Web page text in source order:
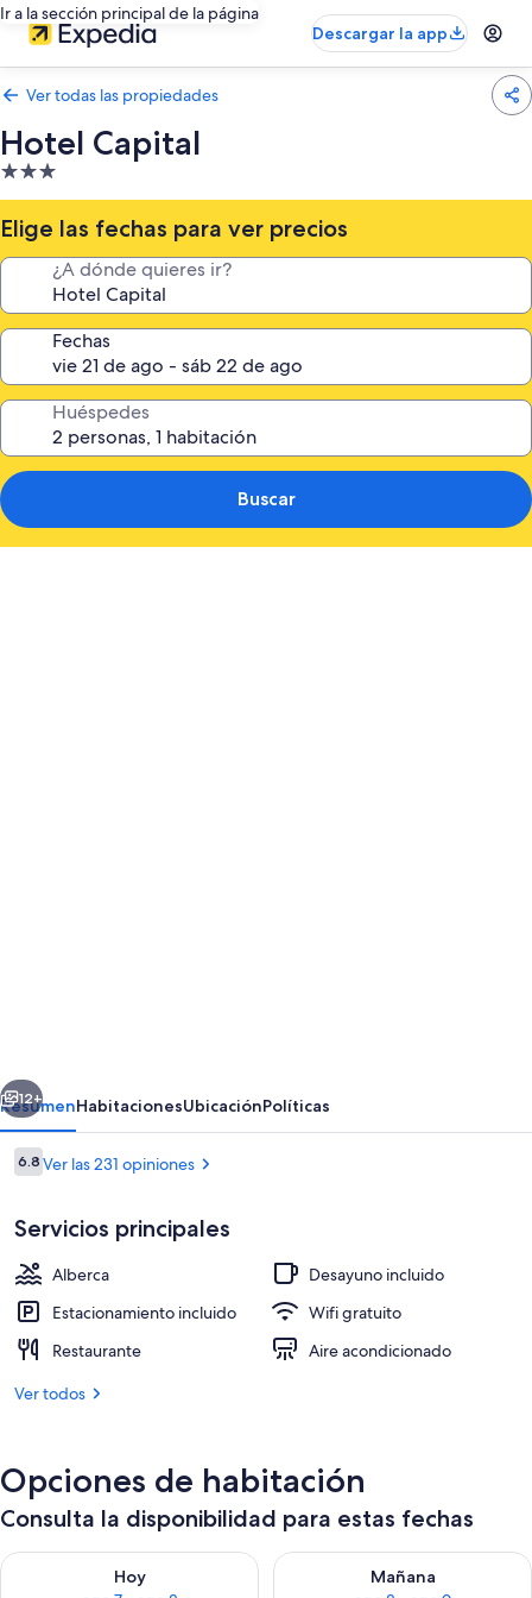
Ir a la sección principal de la página
Descargar la app
Ver todas las propiedades
Hotel Capital
Propiedad
de
3.0
estrellas
Elige las fechas para ver precios
¿A dónde quieres ir?
Fechas
Huéspedes
Buscar
Bar (en la propiedad)
Siguiente
12+
ResumenHabitacionesUbicaciónPolíticas
Opiniones
6.86.8 de 10,
Ver las 231 opiniones
Servicios principales
Alberca
Desayuno incluido
Estacionamiento incluido
Wifi gratuito
Restaurante
Aire acondicionado
Ver todos
Opciones de habitación
Consulta la disponibilidad para estas fechas
Hoy
Consulta la disponibilidad para hoy ago 7 - ago 8
Mañana
Consulta la disponibilidad